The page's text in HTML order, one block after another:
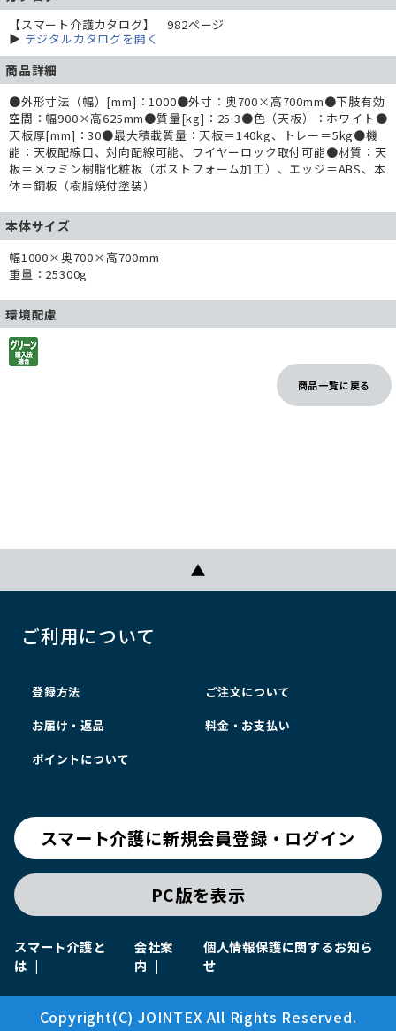
【スマート介護カタログ】 982ページ
▶ デジタルカタログを開く
商品詳細
●外形寸法（幅）[mm]：1000●外寸：奥700×高700mm●下肢有効
空間：幅900×高625mm●質量[kg]：25.3●色（天板）：ホワイト●
天板厚[mm]：30●最大積載質量：天板＝140kg、トレー＝5kg●機
能：天板配線口、対向配線可能、ワイヤーロック取付可能●材質：天
板＝メラミン樹脂化粧板（ポストフォーム加工）、エッジ＝ABS、本
体＝鋼板（樹脂焼付塗装）
本体サイズ
幅1000×奥700×高700mm
重量：25300g
環境配慮
商品一覧に戻る
ご利用について
登録方法 ご注文について
お届け・返品 料金・お支払い
ポイントについて
スマート介護に新規会員登録・ログイン
PC版を表示
スマート介護と
は
会社案
内
個人情報保護に関するお知ら
せ
Copyright(C) JOINTEX All Rights Reserved.